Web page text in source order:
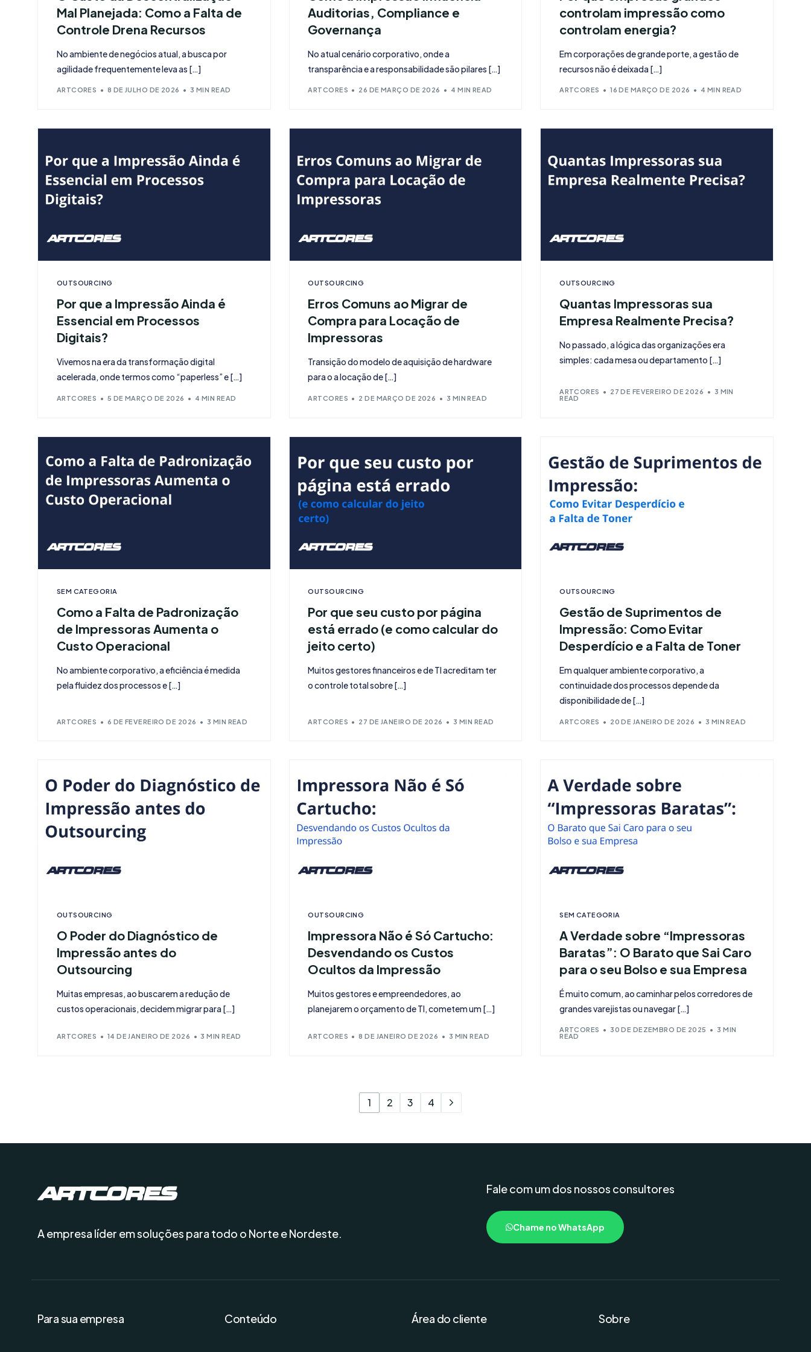
Governos
Mal Planejada: Como a Falta de
Controle Drena Recursos
No ambiente de negócios atual, a busca por
agilidade frequentemente leva as […]
ARTCORES 8 DE JULHO DE 2026 3 MIN READ
Auditorias, Compliance e
Governança
No atual cenário corporativo, onde a
transparência e a responsabilidade são pilares […]
ARTCORES 26 DE MARÇO DE 2026 4 MIN READ
controlam impressão como
controlam energia?
Em corporações de grande porte, a gestão de
recursos não é deixada […]
ARTCORES 16 DE MARÇO DE 2026 4 MIN READ
OUTSOURCING
Por que a Impressão Ainda é
Essencial em Processos
Digitais?
Vivemos na era da transformação digital
acelerada, onde termos como “paperless” e […]
ARTCORES 5 DE MARÇO DE 2026 4 MIN READ
OUTSOURCING
Erros Comuns ao Migrar de
Compra para Locação de
Impressoras
Transição do modelo de aquisição de hardware
para o a locação de […]
ARTCORES 2 DE MARÇO DE 2026 3 MIN READ
OUTSOURCING
Quantas Impressoras sua
Empresa Realmente Precisa?
No passado, a lógica das organizações era
simples: cada mesa ou departamento […]
ARTCORES 27 DE FEVEREIRO DE 2026
3 MIN
READ
SEM CATEGORIA
Como a Falta de Padronização
de Impressoras Aumenta o
Custo Operacional
No ambiente corporativo, a eficiência é medida
pela fluidez dos processos e […]
ARTCORES 6 DE FEVEREIRO DE 2026 3 MIN READ
OUTSOURCING
Por que seu custo por página
está errado (e como calcular do
jeito certo)
Muitos gestores financeiros e de TI acreditam ter
o controle total sobre […]
ARTCORES 27 DE JANEIRO DE 2026 3 MIN READ
OUTSOURCING
Gestão de Suprimentos de
Impressão: Como Evitar
Desperdício e a Falta de Toner
Em qualquer ambiente corporativo, a
continuidade dos processos depende da
disponibilidade de […]
ARTCORES 20 DE JANEIRO DE 2026 3 MIN READ
OUTSOURCING
O Poder do Diagnóstico de
Impressão antes do
Outsourcing
Muitas empresas, ao buscarem a redução de
custos operacionais, decidem migrar para […]
ARTCORES 14 DE JANEIRO DE 2026 3 MIN READ
OUTSOURCING
Impressora Não é Só Cartucho:
Desvendando os Custos
Ocultos da Impressão
Muitos gestores e empreendedores, ao
planejarem o orçamento de TI, cometem um […]
ARTCORES 8 DE JANEIRO DE 2026 3 MIN READ
SEM CATEGORIA
A Verdade sobre “Impressoras
Baratas”: O Barato que Sai Caro
para o seu Bolso e sua Empresa
É muito comum, ao caminhar pelos corredores de
grandes varejistas ou navegar […]
ARTCORES 30 DE DEZEMBRO DE 2025
3 MIN
READ
1 2 3 4
A empresa líder em soluções para todo o Norte e Nordeste.
Fale com um dos nossos consultores
Chame no WhatsApp
Para sua empresa Conteúdo Área do cliente Sobre